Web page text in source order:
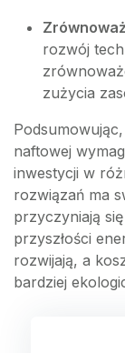
rozwój
zużycia
naftowej
inwestycji w
rozwiązań ma
przyczyniają
przyszłości
rozwijają, a
bardziej